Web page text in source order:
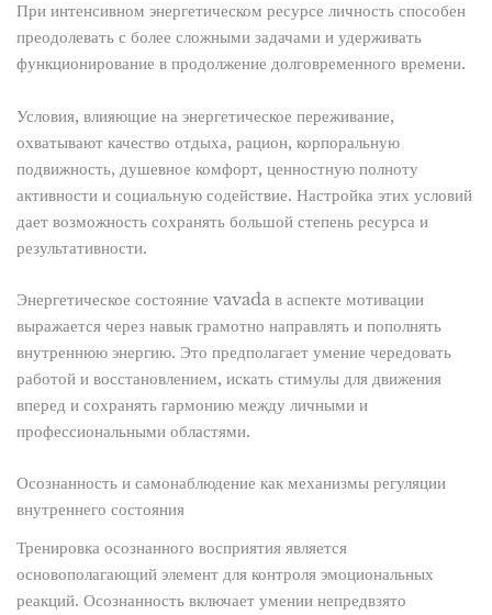
При интенсивном энергетическом ресурсе личность способен
преодолевать с более сложными задачами и удерживать
функционирование в продолжение долговременного времени.
Условия, влияющие на энергетическое переживание,
охватывают качество отдыха, рацион, корпоральную
подвижность, душевное комфорт, ценностную полноту
активности и социальную содействие. Настройка этих условий
дает возможность сохранять большой степень ресурса и
результативности.
Энергетическое состояние vavada в аспекте мотивации
выражается через навык грамотно направлять и пополнять
внутреннюю энергию. Это предполагает умение чередовать
работой и восстановлением, искать стимулы для движения
вперед и сохранять гармонию между личными и
профессиональными областями.
Осознанность и самонаблюдение как механизмы регуляции
внутреннего состояния
Тренировка осознанного восприятия является
основополагающий элемент для контроля эмоциональных
реакций. Осознанность включает умении непредвзято